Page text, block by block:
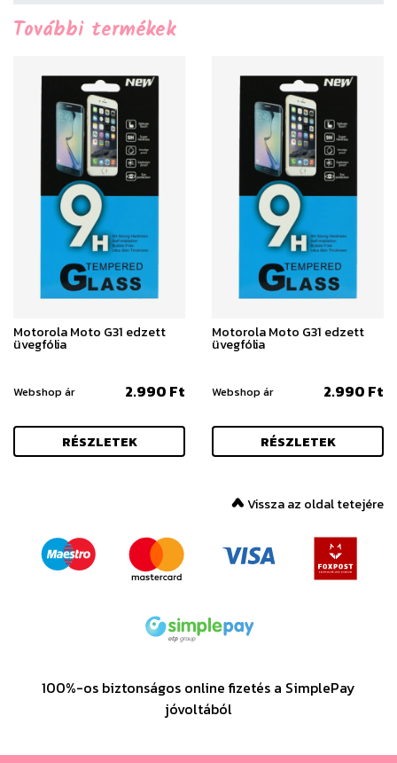
További termékek
Motorola Moto G31 edzett
üvegfólia
Webshop ár 2.990 Ft
RÉSZLETEK
Motorola Moto G31 edzett
üvegfólia
Webshop ár 2.990 Ft
RÉSZLETEK
Vissza az oldal tetejére
100%-os biztonságos online fizetés a SimplePay
jóvoltából